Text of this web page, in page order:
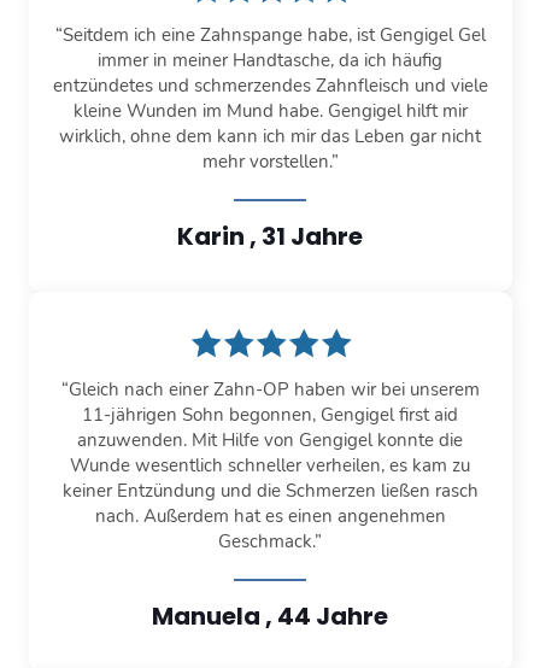
“Seitdem ich eine Zahnspange habe, ist Gengigel Gel
immer in meiner Handtasche, da ich häufig
entzündetes und schmerzendes Zahnfleisch und viele
kleine Wunden im Mund habe. Gengigel hilft mir
wirklich, ohne dem kann ich mir das Leben gar nicht
mehr vorstellen.”
Karin , 31 Jahre
“Gleich nach einer Zahn-OP haben wir bei unserem
11-jährigen Sohn begonnen, Gengigel first aid
anzuwenden. Mit Hilfe von Gengigel konnte die
Wunde wesentlich schneller verheilen, es kam zu
keiner Entzündung und die Schmerzen ließen rasch
nach. Außerdem hat es einen angenehmen
Geschmack.”
Manuela , 44 Jahre